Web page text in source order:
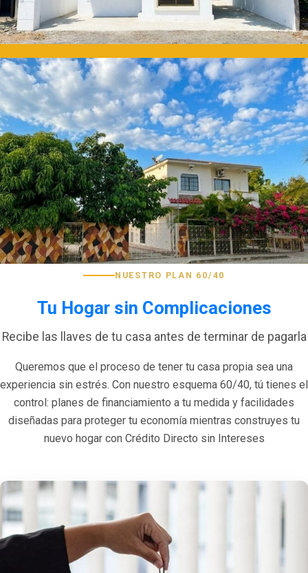
NUESTRO PLAN 60/40
Tu Hogar sin Complicaciones
Recibe las llaves de tu casa antes de terminar de pagarla
Queremos que el proceso de tener tu casa propia sea una
experiencia sin estrés. Con nuestro esquema 60/40, tú tienes el
control: planes de financiamiento a tu medida y facilidades
diseñadas para proteger tu economía mientras construyes tu
nuevo hogar con Crédito Directo sin Intereses